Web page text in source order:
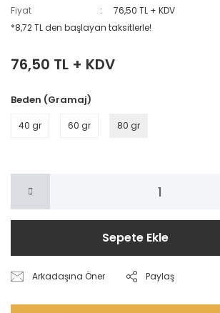
Fiyat
76,50 TL + KDV
*8,72 TL den başlayan taksitlerle!
76,50 TL + KDV
Beden (Gramaj)
40 gr 60 gr 80 gr
Sepete Ekle
Arkadaşına Öner Paylaş